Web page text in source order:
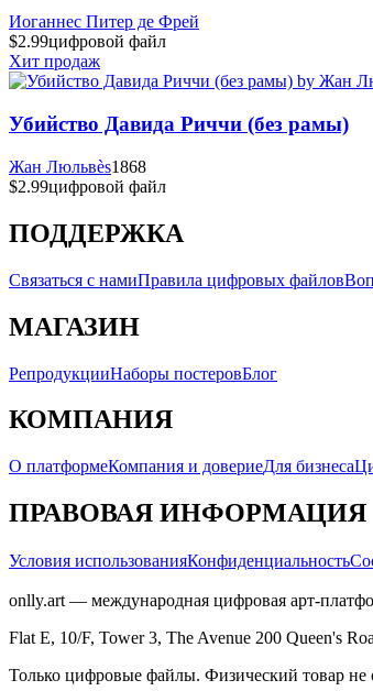
Иоганнес Питер де Фрей
$2.99цифровой файл
Хит продаж
Убийство Давида Риччи (без рамы)
Жан Люльвès1868
$2.99цифровой файл
ПОДДЕРЖКА
Связаться с намиПравила цифровых файлов
МАГАЗИН
РепродукцииНаборы постеровБлог
КОМПАНИЯ
О платформеКомпания и довериеДля бизнеса
ПРАВОВАЯ ИНФОРМАЦИЯ
Условия использованияКонфиденциальность
onlly.art — международная цифровая арт-
Flat E, 10/F, Tower 3, The Avenue 200 Queen's
Только цифровые файлы. Физический товар не